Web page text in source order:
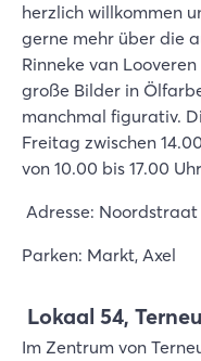
herzlich willkommen
gerne mehr über die
Rinneke van
große Bilder in
manchmal figurativ.
Freitag zwischen
von 10.00 bis 17.00
Adresse: Noordstraat
Parken: Markt, Axel
Lokaal 54,
Im Zentrum von